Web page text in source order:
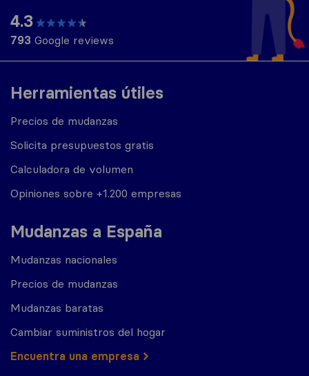
Herramientas útiles
Precios de mudanzas
Solicita presupuestos gratis
Calculadora de volumen
Opiniones sobre +1.200 empresas
Mudanzas a España
Mudanzas nacionales
Precios de mudanzas
Mudanzas baratas
Cambiar suministros del hogar
Encuentra una empresa
4.3
793 Google reviews